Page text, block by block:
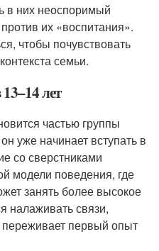
в них неоспоримый
их «воспитания».
чтобы почувствовать
семьи.
лет
частью группы
уже начинает вступать в
со сверстниками
модели поведения, где
занять более высокое
налаживать связи,
переживает первый опыт